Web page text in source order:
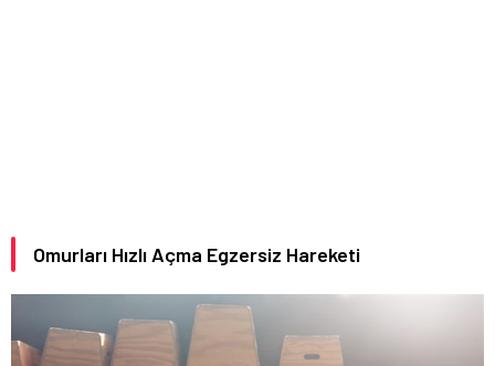
Omurları Hızlı Açma Egzersiz Hareketi